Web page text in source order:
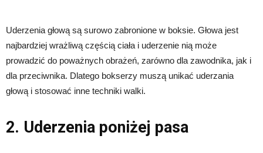
Uderzenia głową są surowo zabronione w boksie. Głowa jest
najbardziej wrażliwą częścią ciała i uderzenie nią może
prowadzić do poważnych obrażeń, zarówno dla zawodnika, jak i
dla przeciwnika. Dlatego bokserzy muszą unikać uderzania
głową i stosować inne techniki walki.
2. Uderzenia poniżej pasa